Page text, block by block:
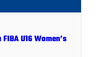
U16 Women’s